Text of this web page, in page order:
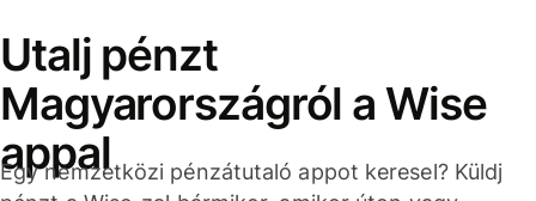
Utalj pénzt
Magyarországról a Wise
appal
Egy nemzetközi pénzátutaló appot keresel? Küldj